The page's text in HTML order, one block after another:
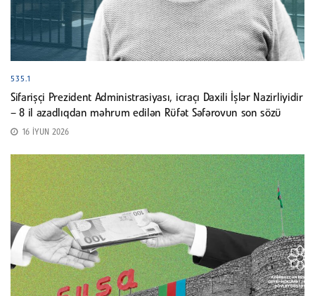
535.1
Sifarişçi Prezident Administrasiyası, icraçı Daxili İşlər Nazirliyidir
– 8 il azadlıqdan məhrum edilən Rüfət Səfərovun son sözü
16 İYUN 2026